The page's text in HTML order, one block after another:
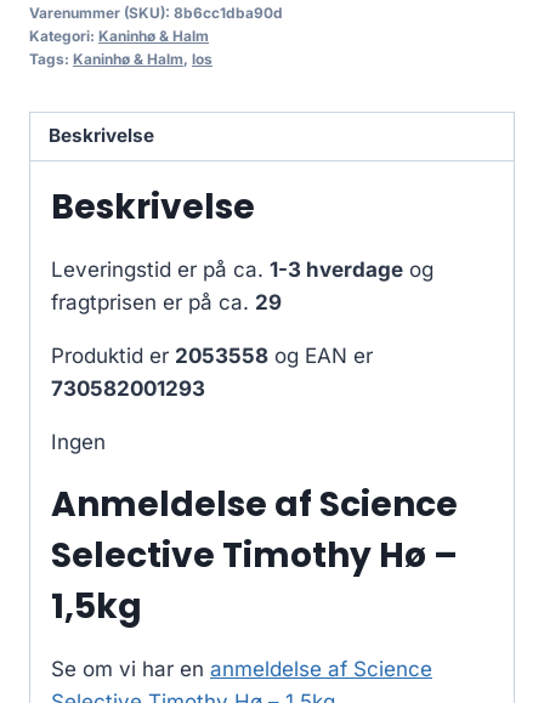
Varenummer (SKU): 8b6cc1dba90d
Kategori: Kaninhø & Halm
Tags: Kaninhø & Halm, los
Beskrivelse
Beskrivelse
Leveringstid er på ca. 1-3 hverdage og
fragtprisen er på ca. 29
Produktid er 2053558 og EAN er
730582001293
Ingen
Anmeldelse af Science
Selective Timothy Hø –
1,5kg
Se om vi har en anmeldelse af Science